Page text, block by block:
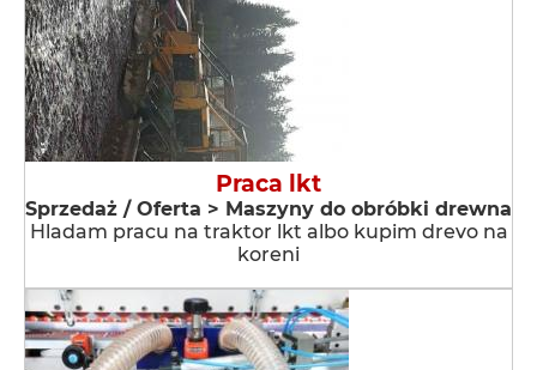
Praca lkt
Sprzedaż / Oferta > Maszyny do obróbki drewna
Hladam pracu na traktor lkt albo kupim drevo na
koreni